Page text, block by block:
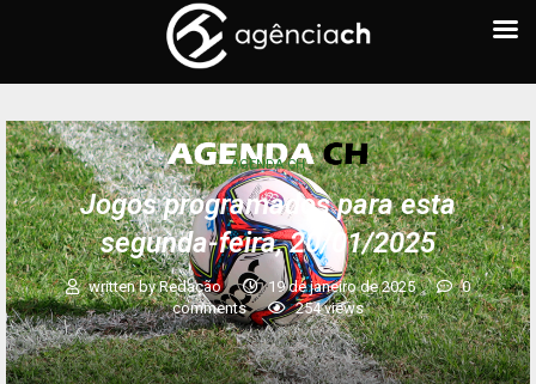
AGENDA CH
Jogos programados para esta
segunda-feira, 20/01/2025
written byRedação 19 de janeiro de 2025
0
comments
254views